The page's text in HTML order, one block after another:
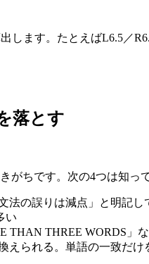
します。たとえばL6.5／
落とす
がちです。次の4つは知っ
法の誤りは減点」と明記し
い
THAN THREE WORDS」
えられる。単語の一致だけ